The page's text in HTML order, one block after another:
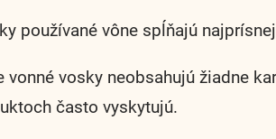
používané vône spĺňajú
vonné vosky neobsahujú žiadne
často vyskytujú.